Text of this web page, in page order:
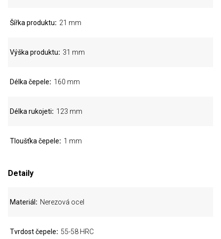
Šířka produktu 21 mm
Výška produktu 31 mm
Délka čepele 160 mm
Délka rukojeti 123 mm
Tloušťka čepele 1 mm
Detaily
Materiál Nerezová ocel
Tvrdost čepele 55-58 HRC